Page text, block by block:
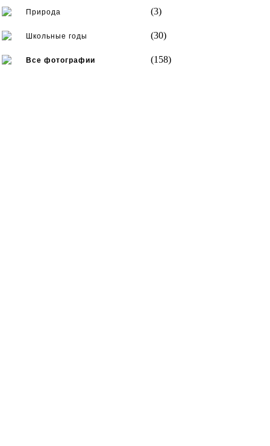
Природа (3)
Школьные годы (30)
Все фотографии (158)